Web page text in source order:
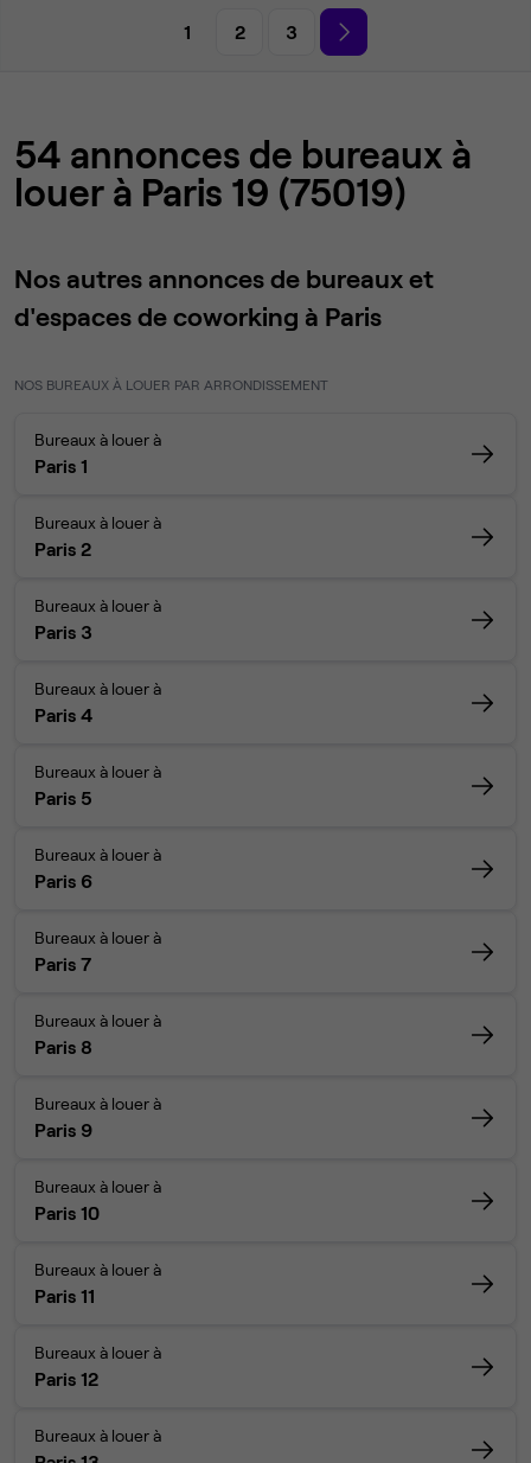
1 2 3
54 annonces de bureaux à
louer à Paris 19 (75019)
Nos autres annonces de bureaux et
d'espaces de coworking à Paris
NOS BUREAUX À LOUER PAR ARRONDISSEMENT
Bureaux à louer à
Paris 1
Bureaux à louer à
Paris 2
Bureaux à louer à
Paris 3
Bureaux à louer à
Paris 4
Bureaux à louer à
Paris 5
Bureaux à louer à
Paris 6
Bureaux à louer à
Paris 7
Bureaux à louer à
Paris 8
Bureaux à louer à
Paris 9
Bureaux à louer à
Paris 10
Bureaux à louer à
Paris 11
Bureaux à louer à
Paris 12
Bureaux à louer à